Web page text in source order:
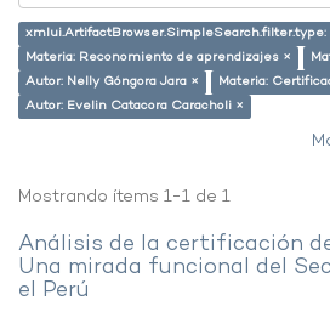
Materia: Reconomiento de aprendizajes ×
Autor: Nelly Góngora Jara ×
Materia:
Autor: Evelin Catacora Caracholi ×
Mostrando ítems 1-1 de 1
Análisis de la certificación
Una mirada funcional del
el Perú